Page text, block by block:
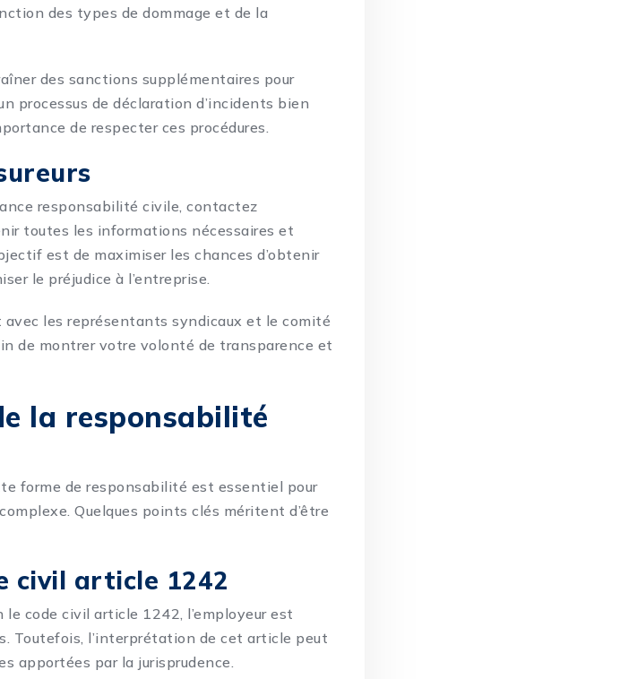
des types de dommage et de la
des sanctions supplémentaires pour
processus de déclaration d’incidents bien
de respecter ces procédures.
responsabilité civile, contactez
toutes les informations nécessaires et
est de maximiser les chances d’obtenir
le préjudice à l’entreprise.
les représentants syndicaux et le comité
de montrer votre volonté de transparence et
la responsabilité
forme de responsabilité est essentiel pour
Quelques points clés méritent d’être
civil article 1242
code civil article 1242, l’employeur est
Toutefois, l’interprétation de cet article peut
apportées par la jurisprudence.